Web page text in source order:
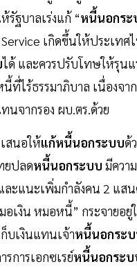
รัฐบาลเร่งแก้ “หนี้นอกระ
เกิดขึ้นให้ประเทศ
ได้ และควรปรับโทษให้รุนแ
ที่ไร้ธรรมาภิบาล เนื่องจา
นจากรอง ผบ.ตร.ด้วย
สนอให้แก้หนี้นอกระบบด้
ยปลดหนี้นอกระบบ มีควา
ละแนะเพิ่มกำลังคน 2 แส
อเงิน หมอหนี้” กระจายอ
บเงินแทนเจ้าหนี้นอกระ
รการเอกซเรย์หนี้นอกระบ